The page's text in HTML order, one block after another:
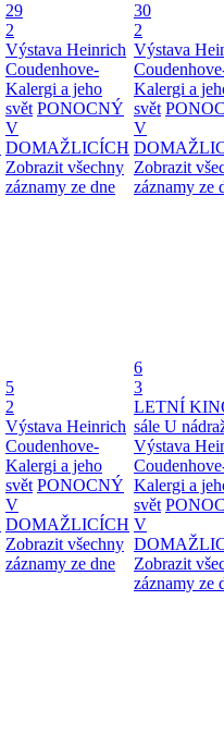
29
2
Výstava Heinrich
Coudenhove-
Kalergi a jeho
svět PONOCNÝ
V
DOMAŽLICÍCH
Zobrazit všechny
záznamy ze dne
30
2
Výstava
Kalergi a
svět
V
Zobrazit
záznamy ze
5
2
Výstava Heinrich
Coudenhove-
Kalergi a jeho
svět PONOCNÝ
V
DOMAŽLICÍCH
Zobrazit všechny
záznamy ze dne
6
3
LETNÍ
sále U
Výstava
Kalergi a
svět
V
Zobrazit
záznamy ze